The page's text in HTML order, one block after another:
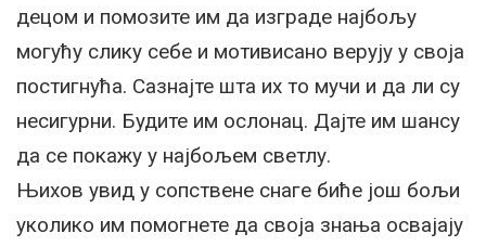
децом и помозите им да изграде најбољу
могућу слику себе и мотивисано верују у своја
постигнућа. Сазнајте шта их то мучи и да ли су
несигурни. Будите им ослонац. Дајте им шансу
да се покажу у најбољем светлу.
Њихов увид у сопствене снаге биће још бољи
уколико им помогнете да своја знања освајају